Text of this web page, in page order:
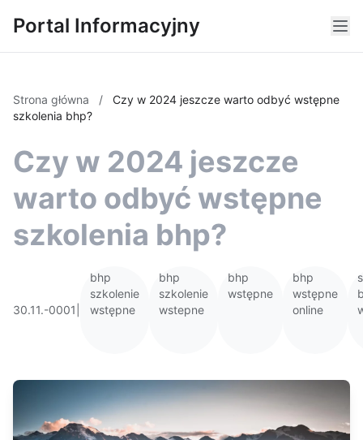
Portal Informacyjny
Strona główna /
Czy w 2024 jeszcze warto odbyć wstępne
szkolenia bhp?
Czy w 2024 jeszcze
warto odbyć wstępne
szkolenia bhp?
30.11.-0001
bhp
szkolenie
wstępne
bhp
szkolenie
wstepne
bhp
wstępne
bhp
wstępne
online